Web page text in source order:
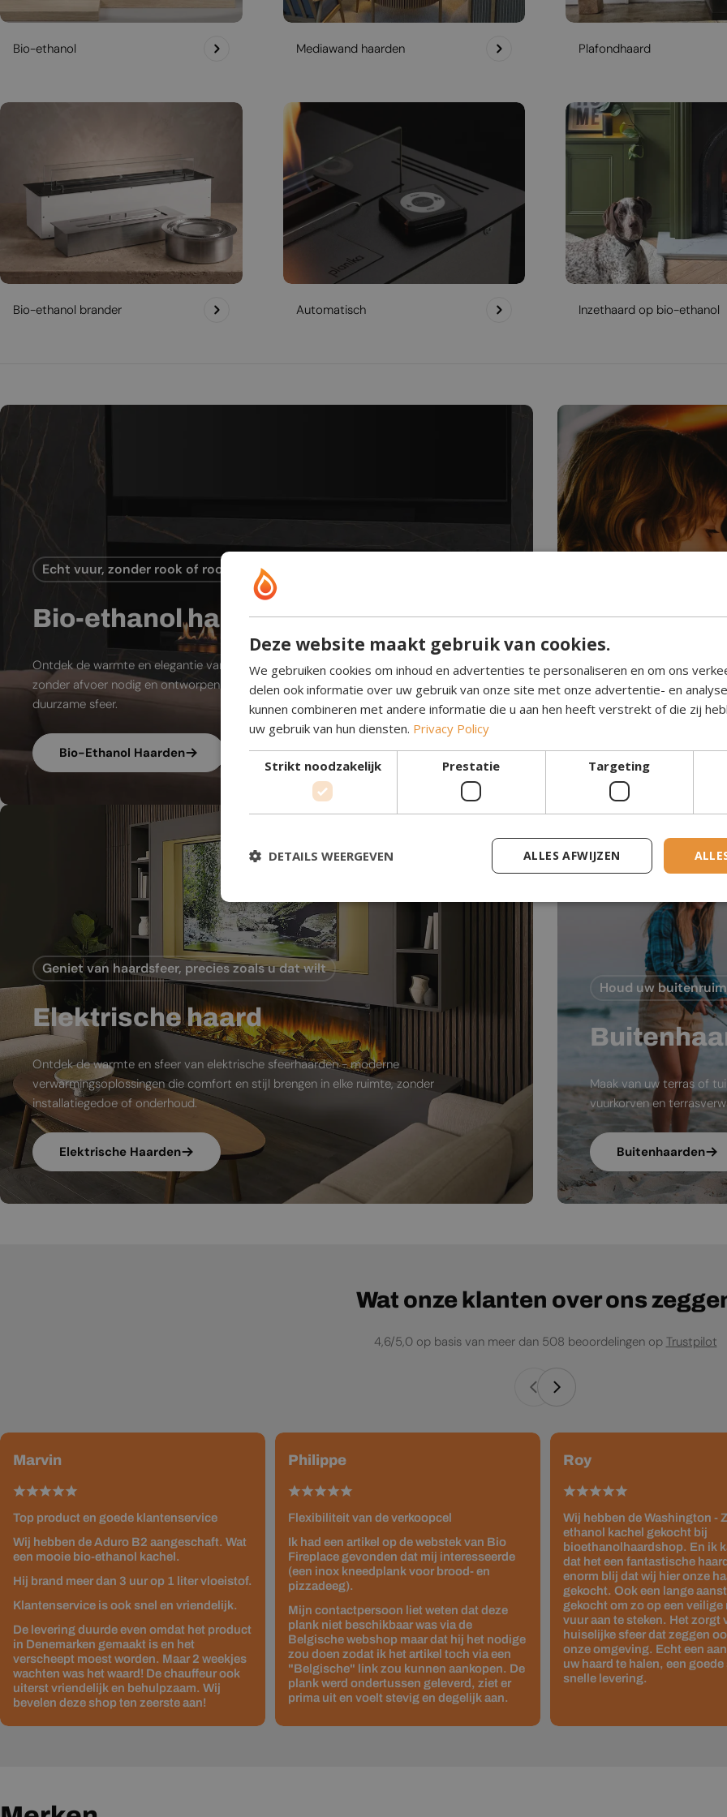
Bio-ethanol Mediawand haarden Plafondhaard
Bio-ethanol brander Automatisch Inzethaard op bio-ethanol
Echt vuur, zonder rook of rookkanaal
Bio-ethanol haard
Ontdek de warmte en elegantie van bio-ethanol sfeerhaarden. Schoon brandend,
zonder afvoer nodig en ontworpen voor moderne leefruimtes. Geef elke kamer een
duurzame sfeer.
Bio-Ethanol Haarden
Waterdamp haarden
Perfect voor elke
eenvoudig in gebruik.
Waterdamp
Geniet van haardsfeer, precies zoals u dat wilt
Elektrische haard
Ontdek de warmte en sfeer van elektrische sfeerhaarden - moderne
verwarmingsoplossingen die comfort en stijl brengen in elke ruimte, zonder
installatiegedoe of onderhoud.
Elektrische Haarden
Houd uw
Maak van uw terras of
vuurkorven en
Buitenhaarden
Wat onze klanten over ons
4,6/5,0 op basis van meer dan 508 beoordelingen op Trustpilot
Marvin
Top product en goede klantenservice
Wij hebben de Aduro B2 aangeschaft. Wat
een mooie bio-ethanol kachel.
Hij brand meer dan 3 uur op 1 liter vloeistof.
Klantenservice is ook snel en vriendelijk.
De levering duurde even omdat het product
in Denemarken gemaakt is en het
verscheept moest worden. Maar 2 weekjes
wachten was het waard! De chauffeur ook
uiterst vriendelijk en behulpzaam. Wij
bevelen deze shop ten zeerste aan!
Philippe
Flexibiliteit van de verkoopcel
Ik had een artikel op de webstek van Bio
Fireplace gevonden dat mij interesseerde
(een inox kneedplank voor brood- en
pizzadeeg).
Mijn contactpersoon liet weten dat deze
plank niet beschikbaar was via de
Belgische webshop maar dat hij het nodige
zou doen zodat ik het artikel toch via een
"Belgische" link zou kunnen aankopen. De
plank werd ondertussen geleverd, ziet er
prima uit en voelt stevig en degelijk aan.
Roy
Wij hebben de Washington -
ethanol kachel gekocht bij
bioethanolhaardshop. En ik
dat het een fantastische
enorm blij dat wij hier onze
gekocht. Ook een lange
gekocht om zo op een veilige
vuur aan te steken. Het zorgt
huiselijke sfeer dat zeggen
onze omgeving. Echt een
uw haard te halen, een goede
snelle levering.
Deze website maakt gebruik van cookies.
We gebruiken cookies om inhoud en advertenties te personaliseren en om ons
delen ook informatie over uw gebruik van onze site met onze advertentie- en
kunnen combineren met andere informatie die u aan hen heeft verstrekt of die zij
uw gebruik van hun diensten. Privacy Policy
Strikt noodzakelijk Prestatie Targeting
ALLES AFWIJZEN
DETAILS WEERGEVEN